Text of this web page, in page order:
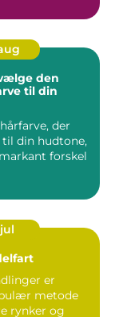
den
til din
der
til din hudtone,
forskel
er
metode
rynker og